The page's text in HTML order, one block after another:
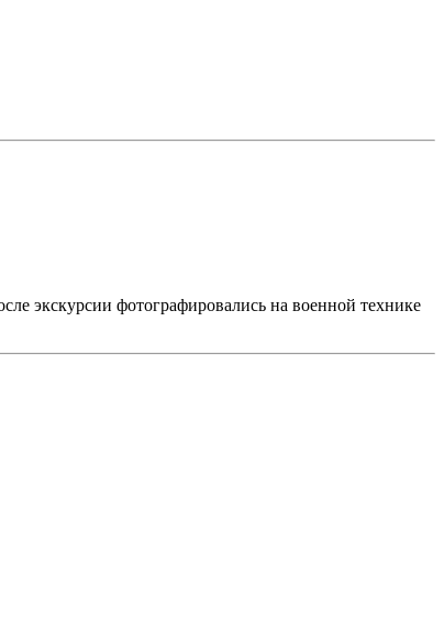
экскурсии фотографировались на военной технике